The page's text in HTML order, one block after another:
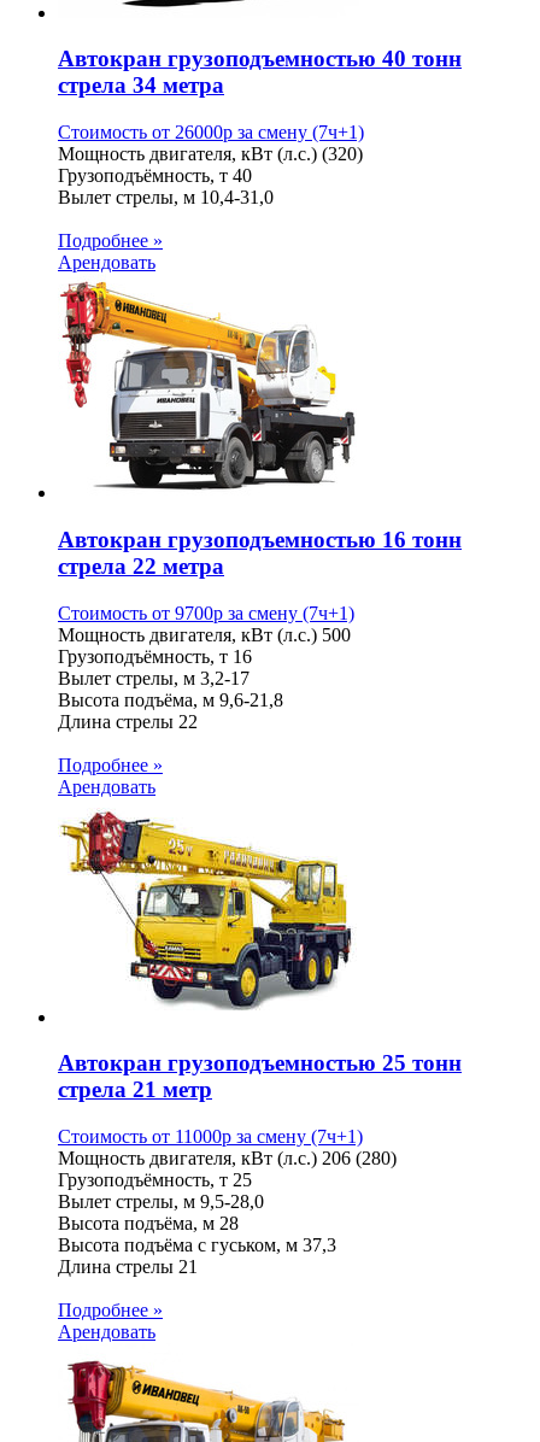
Автокран грузоподъемностью 40 тонн
стрела 34 метра
Стоимость от 26000p за смену (7ч+1)
Мощность двигателя, кВт (л.с.) (320)
Грузоподъёмность, т 40
Вылет стрелы, м 10,4-31,0
Подробнее »
Арендовать
Автокран грузоподъемностью 16 тонн
стрела 22 метра
Стоимость от 9700p за смену (7ч+1)
Мощность двигателя, кВт (л.с.) 500
Грузоподъёмность, т 16
Вылет стрелы, м 3,2-17
Высота подъёма, м 9,6-21,8
Длина стрелы 22
Подробнее »
Арендовать
Автокран грузоподъемностью 25 тонн
стрела 21 метр
Стоимость от 11000p за смену (7ч+1)
Мощность двигателя, кВт (л.с.) 206 (280)
Грузоподъёмность, т 25
Вылет стрелы, м 9,5-28,0
Высота подъёма, м 28
Высота подъёма с гуськом, м 37,3
Длина стрелы 21
Подробнее »
Арендовать